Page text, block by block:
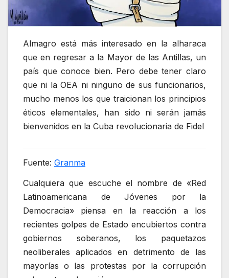
Almagro está más interesado en la alharaca
que en regresar a la Mayor de las Antillas, un
país que conoce bien. Pero debe tener claro
que ni la OEA ni ninguno de sus funcionarios,
mucho menos los que traicionan los principios
éticos elementales, han sido ni serán jamás
bienvenidos en la Cuba revolucionaria de Fidel
Fuente: Granma
Cualquiera que escuche el nombre de «Red
Latinoamericana de Jóvenes por la
Democracia» piensa en la reacción a los
recientes golpes de Estado encubiertos contra
gobiernos soberanos, los paquetazos
neoliberales aplicados en detrimento de las
mayorías o las protestas por la corrupción